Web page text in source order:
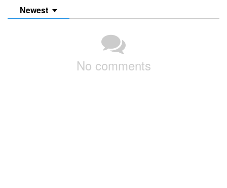
Newest
No comments